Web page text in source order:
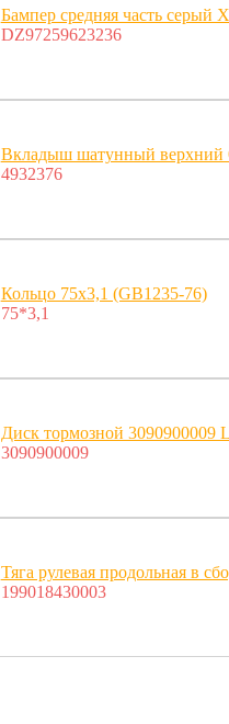
Бампер средняя часть серый
DZ97259623236
Вкладыш шатунный верхний
4932376
Кольцо 75x3,1 (GB1235-76)
75*3,1
Диск тормозной 3090900009
3090900009
Тяга рулевая продольная в
199018430003